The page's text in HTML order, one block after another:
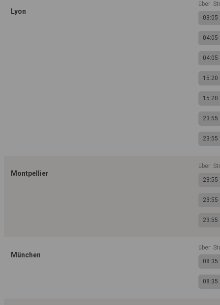
Lyon
über:
03:05
04:05
04:05
15:20
15:20
23:55
23:55
Montpellier
über:
23:55
23:55
23:55
München
über:
08:35
08:35